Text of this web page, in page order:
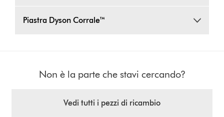
Piastra Dyson Corrale™
Non è la parte che stavi cercando?
Vedi tutti i pezzi di ricambio